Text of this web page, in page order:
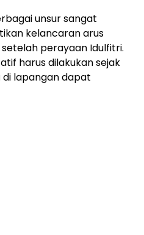
unsur sangat
kelancaran arus
perayaan Idulfitri.
harus dilakukan sejak
lapangan dapat